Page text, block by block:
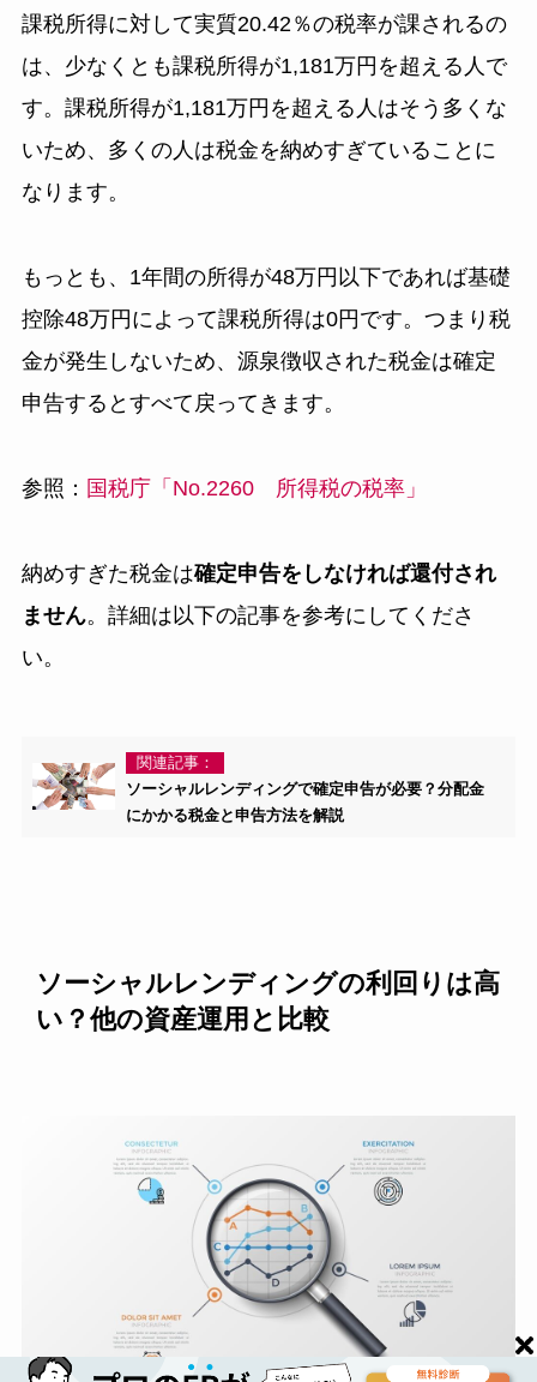
課税所得に対して実質20.42％の税率が課されるの
は、少なくとも課税所得が1,181万円を超える人で
す。課税所得が1,181万円を超える人はそう多くな
いため、多くの人は税金を納めすぎていることに
なります。
もっとも、1年間の所得が48万円以下であれば基礎
控除48万円によって課税所得は0円です。つまり税
金が発生しないため、源泉徴収された税金は確定
申告するとすべて戻ってきます。
参照： 国税庁「No.2260 所得税の税率」
納めすぎた税金は確定申告をしなければ還付され
ません。詳細は以下の記事を参考にしてくださ
い。
関連記事：
ソーシャルレンディングで確定申告が必要？分配金
にかかる税金と申告方法を解説
ソーシャルレンディングの利回りは高
い？他の資産運用と比較